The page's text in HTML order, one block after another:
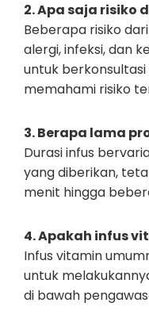
2. Apa saja risiko
Beberapa risiko
alergi, infeksi, dan
untuk
memahami risiko
3. Berapa lama
Durasi infus
yang diberikan,
menit hingga
4. Apakah infus
Infus vitamin
untuk
di bawah